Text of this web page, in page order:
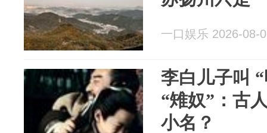
一口娱乐 2026-08-
李白儿子叫
“雉奴”：古
小名？